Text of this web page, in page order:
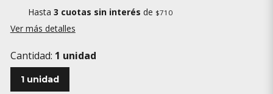
Hasta 3 cuotas sin interés de $710
Ver más detalles
Cantidad: 1 unidad
1 unidad